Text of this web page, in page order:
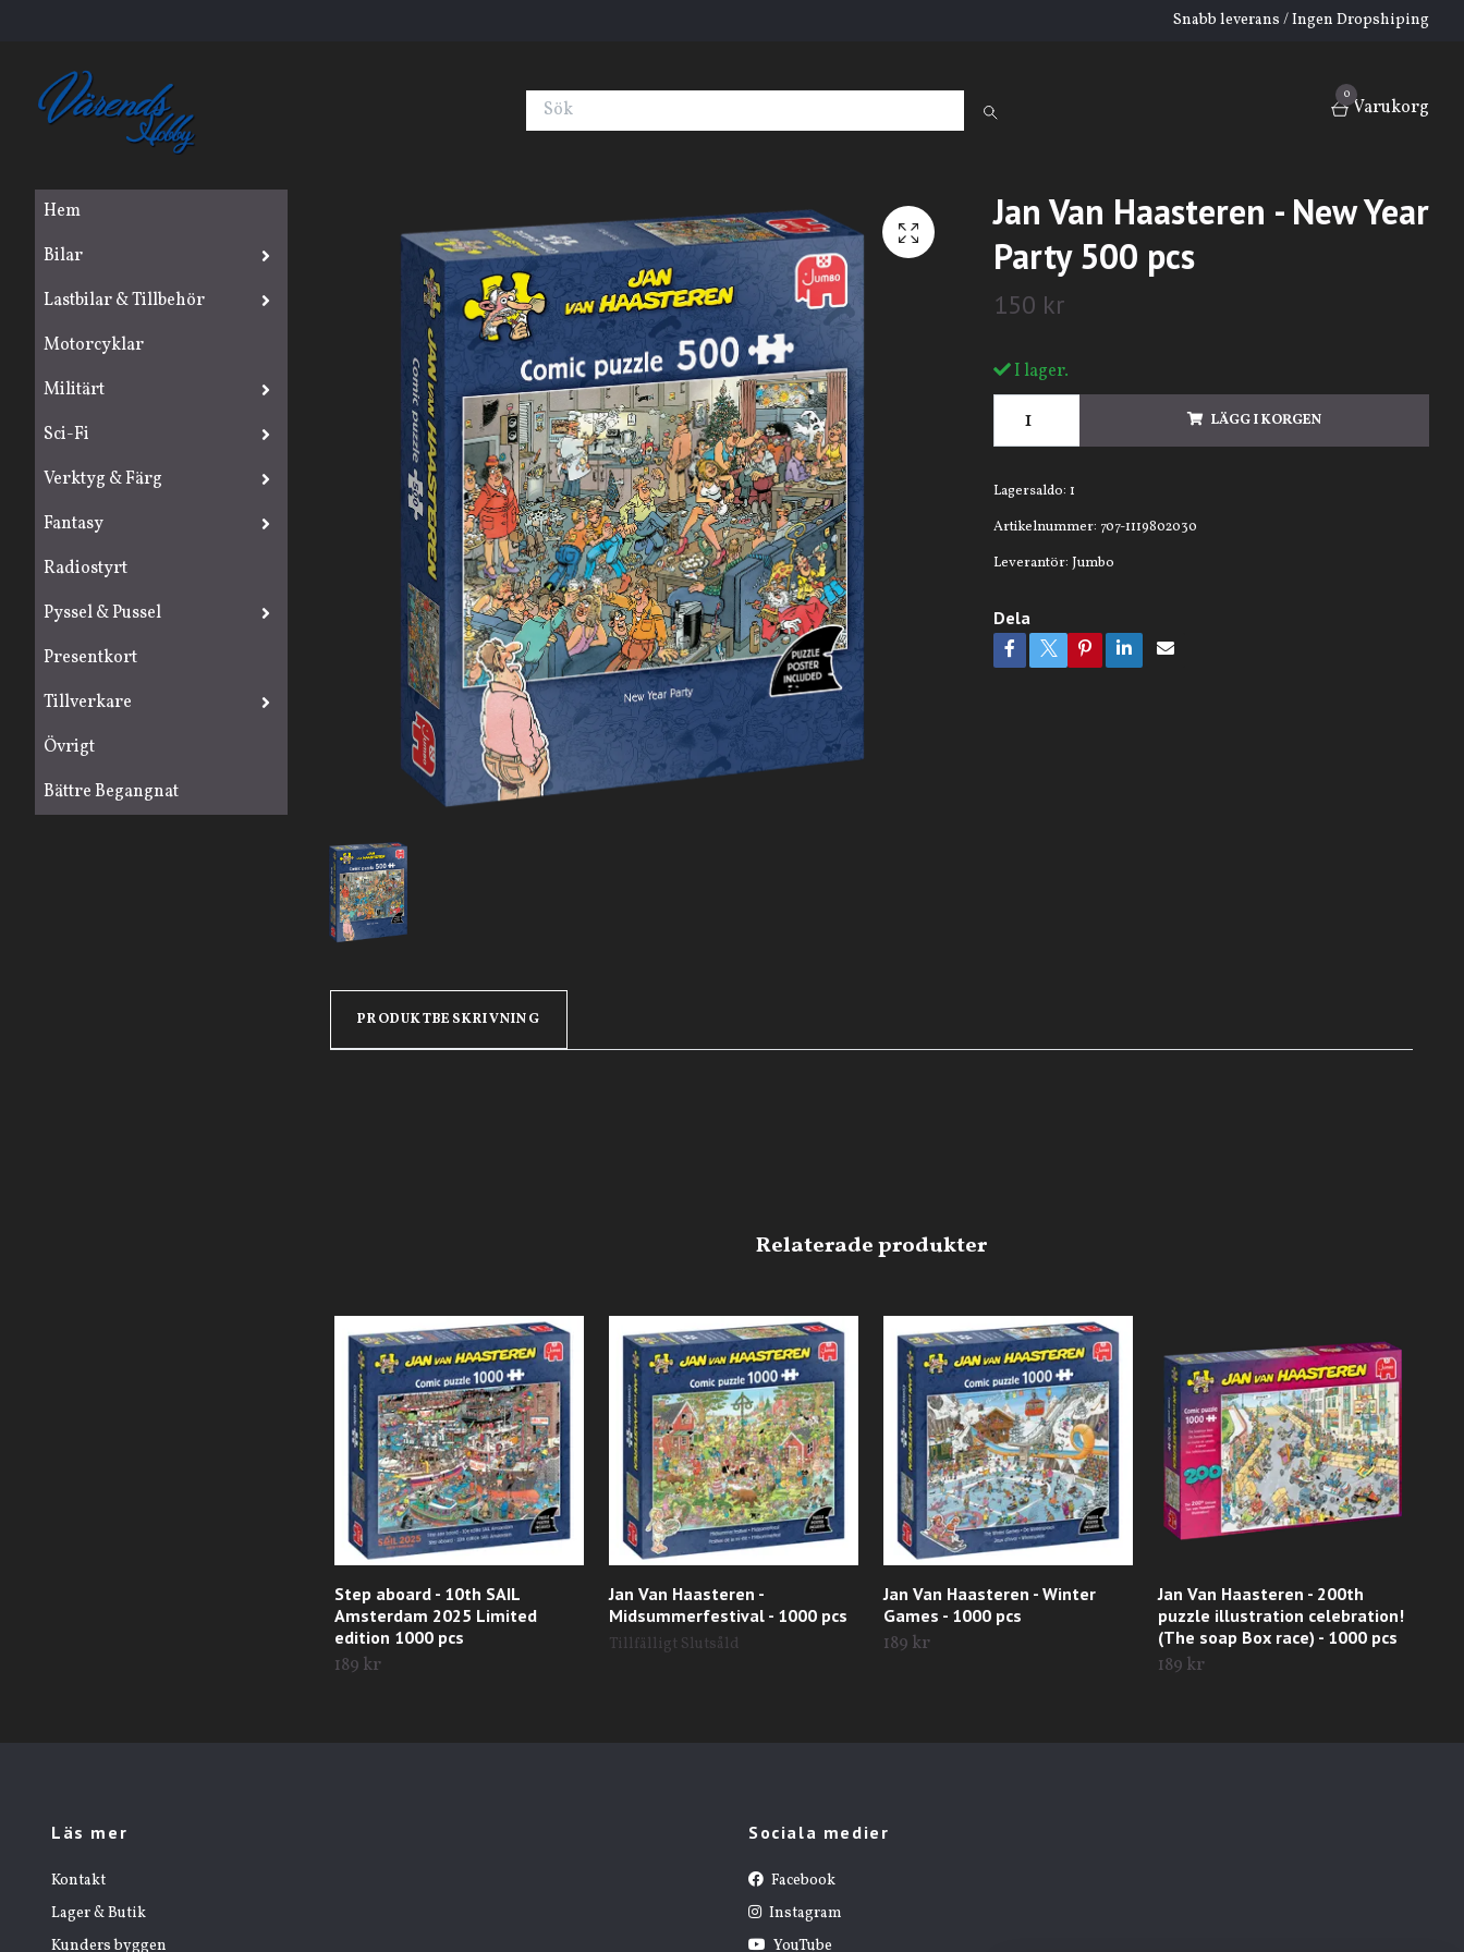
Snabb leverans / Ingen Dropshiping
0
Varukorg
Hem
Bilar
Lastbilar & Tillbehör
Motorcyklar
Militärt
Sci-Fi
Verktyg & Färg
Fantasy
Radiostyrt
Pyssel & Pussel
Presentkort
Tillverkare
Övrigt
Bättre Begangnat
Jan Van Haasteren - New Year
Party 500 pcs
150 kr
I lager.
LÄGG I KORGEN
Lagersaldo: 1
Artikelnummer: 707-1119802030
Leverantör: Jumbo
Dela
PRODUKTBESKRIVNING
Step aboard - 10th SAIL
Amsterdam 2025 Limited
edition 1000 pcs
189 kr
Jan Van Haasteren -
Midsummerfestival - 1000 pcs
Tillfälligt Slutsåld
Jan Van Haasteren - Winter
Games - 1000 pcs
189 kr
Jan Van Haasteren - 200th
puzzle illustration celebration!
(The soap Box race) - 1000 pcs
189 kr
Läs mer
Kontakt
Lager & Butik
Kunders byggen
Sociala medier
Facebook
Instagram
YouTube